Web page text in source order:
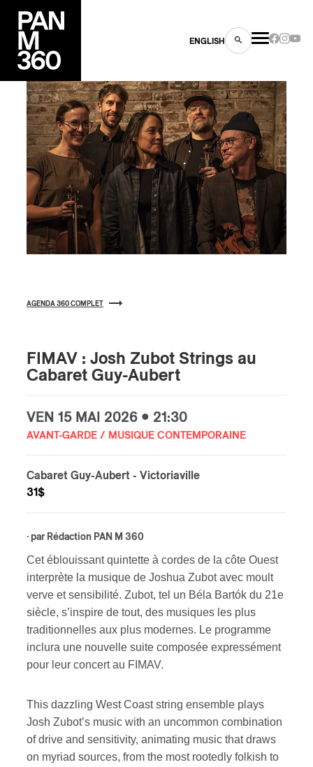
ENGLISH
AGENDA 360 COMPLET
FIMAV : Josh Zubot Strings au
Cabaret Guy-Aubert
VEN 15 MAI 2026 • 21:30
AVANT-GARDE / MUSIQUE CONTEMPORAINE
Cabaret Guy-Aubert - Victoriaville
31$
· par Rédaction PAN M 360
Cet éblouissant quintette à cordes de la côte Ouest
interprète la musique de Joshua Zubot avec moult
verve et sensibilité. Zubot, tel un Béla Bartók du 21e
siècle, s’inspire de tout, des musiques les plus
traditionnelles aux plus modernes. Le programme
inclura une nouvelle suite composée expressément
pour leur concert au FIMAV.
This dazzling West Coast string ensemble plays
Josh Zubot’s music with an uncommon combination
of drive and sensitivity, animating music that draws
on myriad sources, from the most rootedly folkish to